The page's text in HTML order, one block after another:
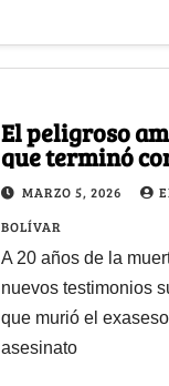
El peligroso
que terminó
opositor y
accidente
MARZO 5, 2026
BOLÍVAR
A 20 años de la
nuevos testimonios
que murió el
asesinato